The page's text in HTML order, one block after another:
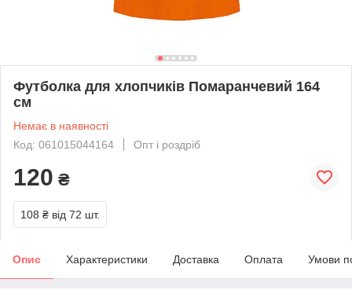
Футболка для хлопчиків Помаранчевий 164
см
Немає в наявності
Код: 061015044164
Опт і роздріб
120 ₴
108 ₴ від 72 шт.
Опис Характеристики Доставка Оплата Умови